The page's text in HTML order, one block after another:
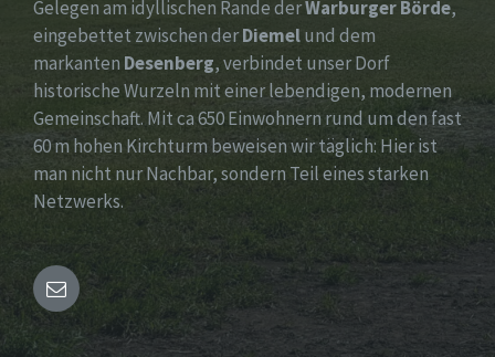
Gelegen am idyllischen Rande derWarburger Börde,
eingebettet zwischen derDiemelund dem
markanten Desenberg, verbindet unser Dorf
historische Wurzeln mit einer lebendigen, modernen
Gemeinschaft. Mit ca 650 Einwohnern rund um den fast
60 m hohen Kirchturm beweisen wir täglich: Hier ist
man nicht nur Nachbar, sondern Teil eines starken
Netzwerks.
Email